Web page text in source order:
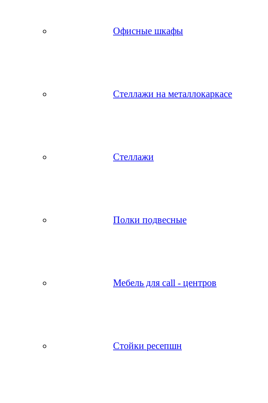
Офисные шкафы
Стеллажи на металлокаркасе
Стеллажи
Полки подвесные
Мебель для call - центров
Стойки ресепшн